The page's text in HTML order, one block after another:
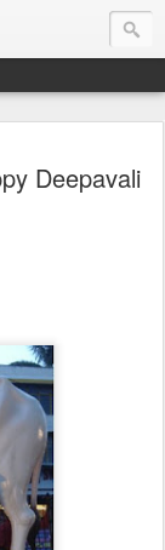
Deepavali